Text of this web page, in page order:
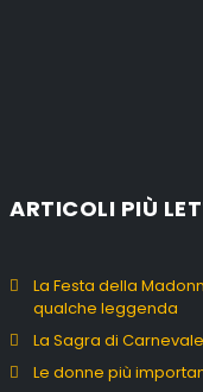
ARTICOLI PIÙ
La Festa della
qualche leggenda
La Sagra di Carnevale
Le donne più